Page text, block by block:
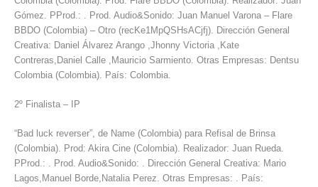
Gómez. PProd.: . Prod. Audio&Sonido: Juan Manuel Varona – Flare
BBDO (Colombia) – Otro (recKe1MpQSHsACjfj). Dirección General
Creativa: Daniel Álvarez Arango ,Jhonny Victoria ,Kate
Contreras,Daniel Calle ,Mauricio Sarmiento. Otras Empresas: Dentsu
Colombia (Colombia). País: Colombia.
2º Finalista – IP
“Bad luck reverser”, de Name (Colombia) para Refisal de Brinsa
(Colombia). Prod: Akira Cine (Colombia). Realizador: Juan Rueda.
PProd.: . Prod. Audio&Sonido: . Dirección General Creativa: Mario
Lagos,Manuel Borde,Natalia Perez. Otras Empresas: . País: